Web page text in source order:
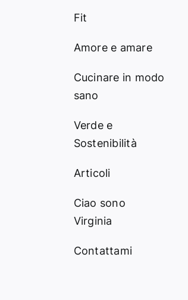
Fit
Amore e amare
Cucinare in modo
sano
Verde e
Sostenibilità
Articoli
Ciao sono
Virginia
Contattami